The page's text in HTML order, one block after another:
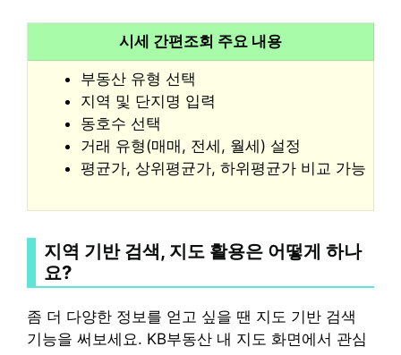
시세 간편조회 주요 내용
부동산 유형 선택
지역 및 단지명 입력
동호수 선택
거래 유형(매매, 전세, 월세) 설정
평균가, 상위평균가, 하위평균가 비교 가능
지역 기반 검색, 지도 활용은 어떻게 하나
요?
좀 더 다양한 정보를 얻고 싶을 땐 지도 기반 검색
기능을 써보세요. KB부동산 내 지도 화면에서 관심